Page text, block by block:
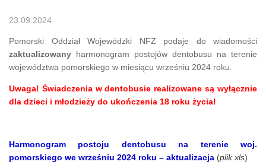
23.09.2024
Pomorski Oddział Wojewódzki NFZ podaje do wiadomości
zaktualizowany harmonogram postojów dentobusu na terenie
województwa pomorskiego w miesiącu wrześniu 2024 roku.
Uwaga! Świadczenia w dentobusie realizowane są wyłącznie
dla dzieci i młodzieży do ukończenia 18 roku życia!
Harmonogram postoju dentobusu na terenie woj.
pomorskiego we wrześniu 2024 roku – aktualizacja (plik xls)